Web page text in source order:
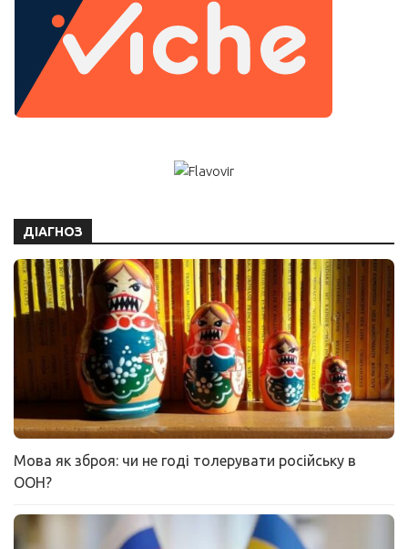
ДІАГНОЗ
Мова як зброя: чи не годі толерувати російську в
ООН?